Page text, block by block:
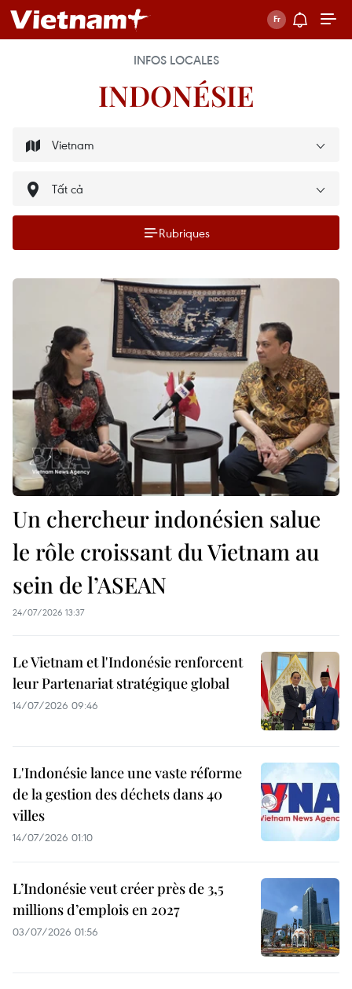
INFOS LOCALES
INDONÉSIE
Rubriques
Un chercheur indonésien salue
le rôle croissant du Vietnam au
sein de l’ASEAN
24/07/2026 13:37
Le Vietnam et l'Indonésie renforcent
leur Partenariat stratégique global
14/07/2026 09:46
L'Indonésie lance une vaste réforme
de la gestion des déchets dans 40
villes
14/07/2026 01:10
L’Indonésie veut créer près de 3,5
millions d’emplois en 2027
03/07/2026 01:56